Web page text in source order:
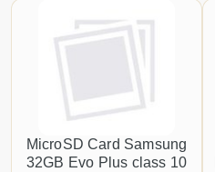
MicroSD Card Samsung
32GB Evo Plus class 10